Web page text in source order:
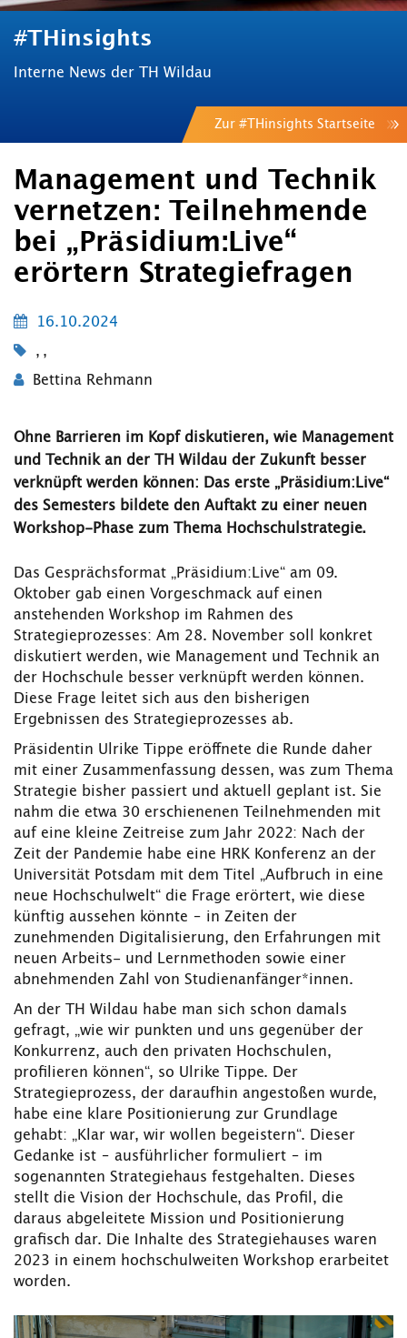
#THinsights
Interne News der TH Wildau
Zur #THinsights Startseite
Management und Technik
vernetzen: Teilnehmende
bei „Präsidium:Live“
erörtern Strategiefragen
16.10.2024
, ,
Bettina Rehmann
Ohne Barrieren im Kopf diskutieren, wie Management
und Technik an der TH Wildau der Zukunft besser
verknüpft werden können: Das erste „Präsidium:Live“
des Semesters bildete den Auftakt zu einer neuen
Workshop-Phase zum Thema Hochschulstrategie.
Das Gesprächsformat „Präsidium:Live“ am 09.
Oktober gab einen Vorgeschmack auf einen
anstehenden Workshop im Rahmen des
Strategieprozesses: Am 28. November soll konkret
diskutiert werden, wie Management und Technik an
der Hochschule besser verknüpft werden können.
Diese Frage leitet sich aus den bisherigen
Ergebnissen des Strategieprozesses ab.
Präsidentin Ulrike Tippe eröffnete die Runde daher
mit einer Zusammenfassung dessen, was zum Thema
Strategie bisher passiert und aktuell geplant ist. Sie
nahm die etwa 30 erschienenen Teilnehmenden mit
auf eine kleine Zeitreise zum Jahr 2022: Nach der
Zeit der Pandemie habe eine HRK Konferenz an der
Universität Potsdam mit dem Titel „Aufbruch in eine
neue Hochschulwelt“ die Frage erörtert, wie diese
künftig aussehen könnte – in Zeiten der
zunehmenden Digitalisierung, den Erfahrungen mit
neuen Arbeits- und Lernmethoden sowie einer
abnehmenden Zahl von Studienanfänger*innen.
An der TH Wildau habe man sich schon damals
gefragt, „wie wir punkten und uns gegenüber der
Konkurrenz, auch den privaten Hochschulen,
profilieren können“, so Ulrike Tippe. Der
Strategieprozess, der daraufhin angestoßen wurde,
habe eine klare Positionierung zur Grundlage
gehabt: „Klar war, wir wollen begeistern“. Dieser
Gedanke ist – ausführlicher formuliert – im
sogenannten Strategiehaus festgehalten. Dieses
stellt die Vision der Hochschule, das Profil, die
daraus abgeleitete Mission und Positionierung
grafisch dar. Die Inhalte des Strategiehauses waren
2023 in einem hochschulweiten Workshop erarbeitet
worden.